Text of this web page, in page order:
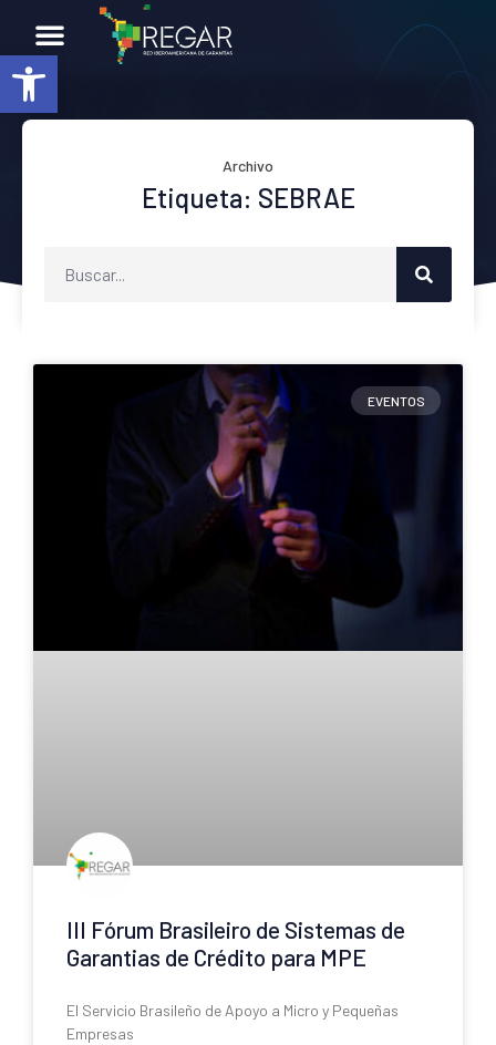
Abrir barra de herramientas
Archivo
Etiqueta: SEBRAE
EVENTOS
III Fórum Brasileiro de Sistemas de
Garantias de Crédito para MPE
El Servicio Brasileño de Apoyo a Micro y Pequeñas
Empresas